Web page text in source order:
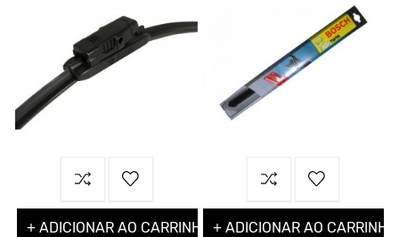
+ ADICIONAR AO CARRINHO + ADICIONAR AO CARRINHO